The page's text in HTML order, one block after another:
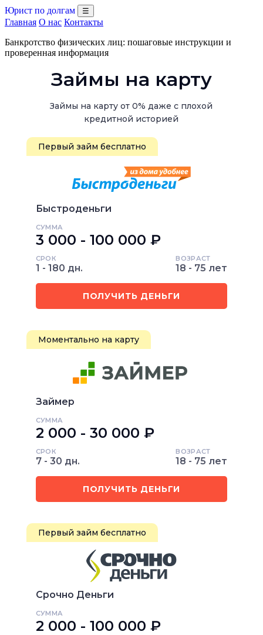
Юрист по долгам ☰
Главная О нас Контакты
Банкротство физических лиц: пошаговые инструкции и
проверенная информация
Займы на карту
Займы на карту от 0% даже с плохой
кредитной историей
Первый займ бесплатно
Быстроденьги
СУММА
3 000 - 100 000 ₽
СРОК
1 - 180 дн.
ВОЗРАСТ
18 - 75 лет
ПОЛУЧИТЬ ДЕНЬГИ
Моментально на карту
Займер
СУММА
2 000 - 30 000 ₽
СРОК
7 - 30 дн.
ВОЗРАСТ
18 - 75 лет
ПОЛУЧИТЬ ДЕНЬГИ
Первый займ бесплатно
Срочно Деньги
СУММА
2 000 - 100 000 ₽